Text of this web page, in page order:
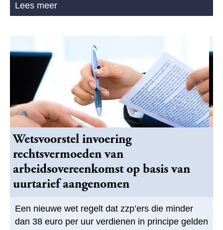
Lees meer
Wetsvoorstel invoering
rechtsvermoeden van
arbeidsovereenkomst op basis van
uurtarief aangenomen
Een nieuwe wet regelt dat zzp’ers die minder
dan 38 euro per uur verdienen in principe gelden